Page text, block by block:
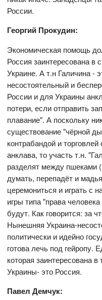
России.
Георгий Прокудин:
Экономическая помощь
Россия заинтересована в
Украине. А т.н Галичина -
несостоятельный и
России и для Украины
потери, если отправить
плавание". А поскольку
существование "чёрной
контрабандой и
анклава, то участь т.н.
разделят между пшеками
думать, перепадёт и
церемониться и играть с
игры типа "права
будут. Как говорится: за
Нынешняя Украина-
политически и идейно
готова лечь под гейропу.
которая заинтересована
Украины- это Россия.
Павел Демчук: